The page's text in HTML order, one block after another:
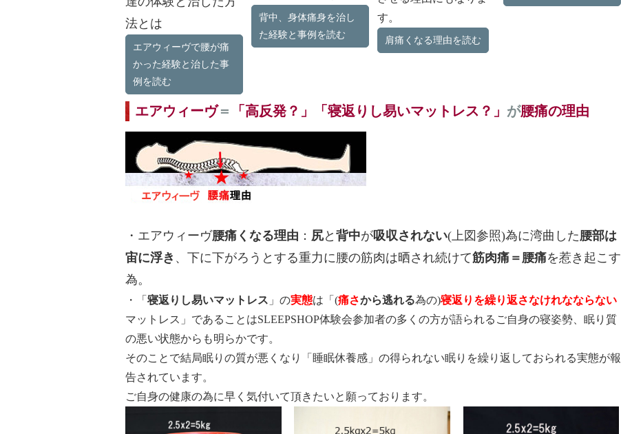
法とは
エアウィーヴで腰が痛
かった経験と治した事
例を読む
背中、身体痛身を治し
た経験と事例を読む
す。
肩痛くなる理由を読む
エアウィーヴ＝ 「高反発？」「寝返りし易いマットレス？」 が腰痛の理由
・エアウィーヴ腰痛くなる理由 ： 尻と 背中が吸収されない(上図参照)為に湾曲した腰部は
宙に浮き 、下に下がろうとする重力に腰の筋肉は晒され続けて筋肉痛＝腰痛を惹き起こす
為。
・「 寝返りし易いマットレス 」の実態は「(痛さから逃れる為の)寝返りを繰り返さなけれなならない
マットレス」であることはSLEEPSHOP体験会参加者の多くの方が語られるご自身の寝姿勢、眠り質
の悪い状態からも明らかです。
そのことで結局眠りの質が悪くなり「睡眠休養感」の得られない眠りを繰り返しておられる実態が報
告されています。
ご自身の健康の為に早く気付いて頂きたいと願っております。